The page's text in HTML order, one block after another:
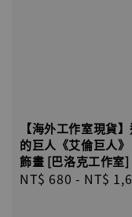
【海外工作室現貨
的巨人《艾倫巨人
飾畫 [巴洛克工作室]
Regular
NT$ 680 - NT$